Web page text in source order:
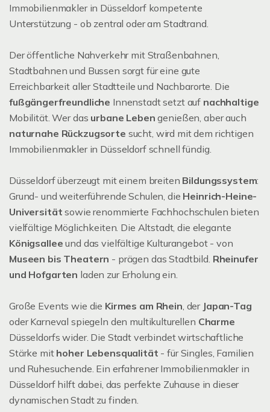
Immobilienmakler in Düsseldorf kompetente
Unterstützung - ob zentral oder am Stadtrand.
Der öffentliche Nahverkehr mit Straßenbahnen,
Stadtbahnen und Bussen sorgt für eine gute
Erreichbarkeit aller Stadtteile und Nachbarorte. Die
fußgängerfreundliche Innenstadt setzt auf nachhaltige
Mobilität. Wer das urbane Leben genießen, aber auch
naturnahe Rückzugsorte sucht, wird mit dem richtigen
Immobilienmakler in Düsseldorf schnell fündig.
Düsseldorf überzeugt mit einem breiten Bildungssystem:
Grund- und weiterführende Schulen, die Heinrich-Heine-
Universität sowie renommierte Fachhochschulen bieten
vielfältige Möglichkeiten. Die Altstadt, die elegante
Königsallee und das vielfältige Kulturangebot - von
Museen bis Theatern - prägen das Stadtbild. Rheinufer
und Hofgarten laden zur Erholung ein.
Große Events wie die Kirmes am Rhein, der Japan-Tag
oder Karneval spiegeln den multikulturellen Charme
Düsseldorfs wider. Die Stadt verbindet wirtschaftliche
Stärke mit hoher Lebensqualität - für Singles, Familien
und Ruhesuchende. Ein erfahrener Immobilienmakler in
Düsseldorf hilft dabei, das perfekte Zuhause in dieser
dynamischen Stadt zu finden.